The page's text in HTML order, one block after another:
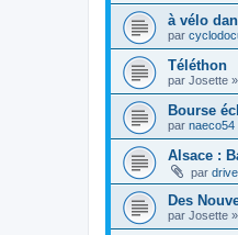
à vélo
par
Téléthon
par Josette »
Bourse
par naeco54
Alsace :
par
Des
par Josette »